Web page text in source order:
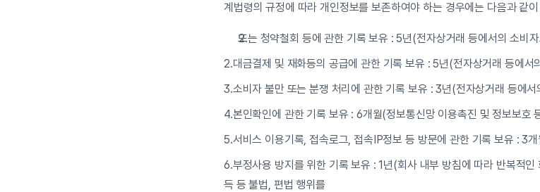
계법령의 규정에 따라 개인정보를 보존하여야 하는 경우에는 다음과 같
또는 청약철회 등에 관한 기록 보유 : 5년(전자상거래 등에서의 소비
2.대금결제 및 재화등의 공급에 관한 기록 보유 : 5년(전자상거래 등에서
3.소비자 불만 또는 분쟁 처리에 관한 기록 보유 : 3년(전자상거래 등에
4.본인확인에 관한 기록 보유 : 6개월(정보통신망 이용촉진 및 정보보호
5.서비스 이용기록, 접속로그, 접속IP정보 등 방문에 관한 기록 보유 : 3
6.부정사용 방지를 위한 기록 보유 : 1년(회사 내부 방침에 따라 반복적
득 등 불법, 편법 행위를